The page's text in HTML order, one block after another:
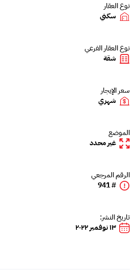
نوع العقار
سكني
نوع العقار الفرعي
شقة
سعر الإيجار
شهري
الموضع
غير محدد
الرقم المرجعي
# 941
تاريخ النشر:
١٣ نوفمبر ٢٠٢٢